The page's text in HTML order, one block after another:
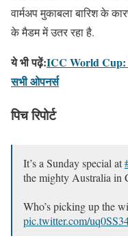
वार्मअप मुकाबला बारिश के
के मैडम में उतर रहा है.
ये भी पढ़ें:ICC World Cup:
सभी ओपनर्स
पिच रिपोर्ट
It’s a Sunday special at
the mighty Australia in
Who’s picking up the
pic.twitter.com/